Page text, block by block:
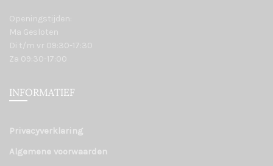
Openingstijden:
Ma Gesloten
Di t/m vr 09:30-17:30
Za 09:30-17:00
INFORMATIEF
Privacyverklaring
Algemene voorwaarden